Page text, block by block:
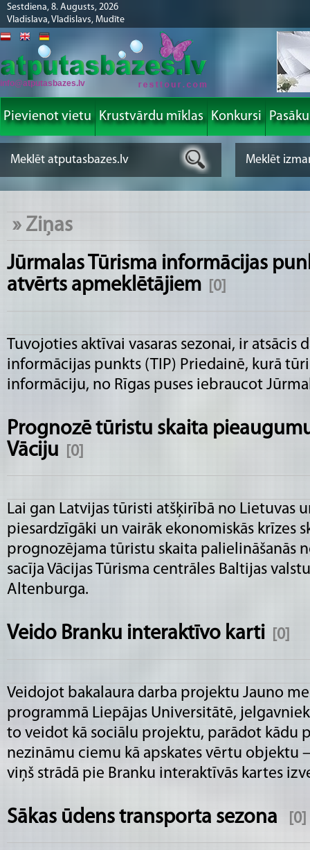
Sestdiena, 8. Augusts, 2026
Vladislava, Vladislavs, Mudīte
info@atputasbazes.lv
Pievienot vietu Krustvārdu mīklas Konkursi
» Ziņas
Jūrmalas Tūrisma informācijas
atvērts apmeklētājiem
[0]
Tuvojoties aktīvai vasaras sezonai, ir atsācis
informācijas punkts (TIP) Priedainē, kurā
informāciju, no Rīgas puses iebraucot
Prognozē tūristu skaita
Vāciju
[0]
Lai gan Latvijas tūristi atšķirībā no Lietuvas
piesardzīgāki un vairāk ekonomiskās krīzes
prognozējama tūristu skaita palielināšanās
sacīja Vācijas Tūrisma centrāles Baltijas
Altenburga.
Veido Branku interaktīvo karti [0]
Veidojot bakalaura darba projektu Jauno
programmā Liepājas Universitātē,
to veidot kā sociālu projektu, parādot kādu
nezināmu ciemu kā apskates vērtu objektu
viņš strādā pie Branku interaktīvās kartes
Sākas ūdens transporta sezona [0]